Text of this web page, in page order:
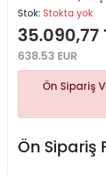
Stok: Stokta yok
35.090,77
638.53 EUR
Ön Sipariş
Ön Sipariş